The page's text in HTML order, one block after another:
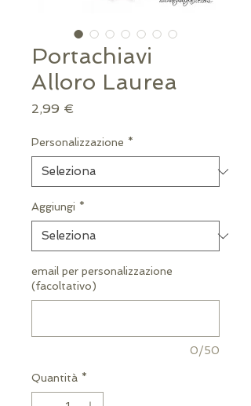
Portachiavi
Alloro Laurea
2,99 €
Personalizzazione *
Aggiungi *
email per personalizzazione
(facoltativo)
0/50
Quantità *